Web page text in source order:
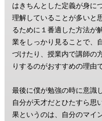
はきちんとした定義が身に
理解していることが多いと
るために１番適した方法が
業をしっかり見ることで、
づけたり、授業内で講師の
りするのがおすすめの理由
最後に僕が勉強の時に意識
自分が天才だとひたすら思
果というのは、自分のマイ